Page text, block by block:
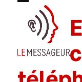
content
Open
mobile
menu
Close
mobile
menu